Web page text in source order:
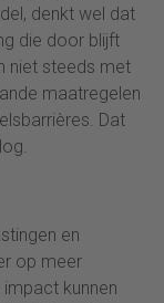
denkt wel dat
die door blijft
niet steeds met
maatregelen
Dat
en
op meer
kunnen